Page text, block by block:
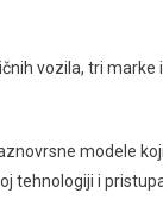
vozila, tri marke
modele
tehnologiji i